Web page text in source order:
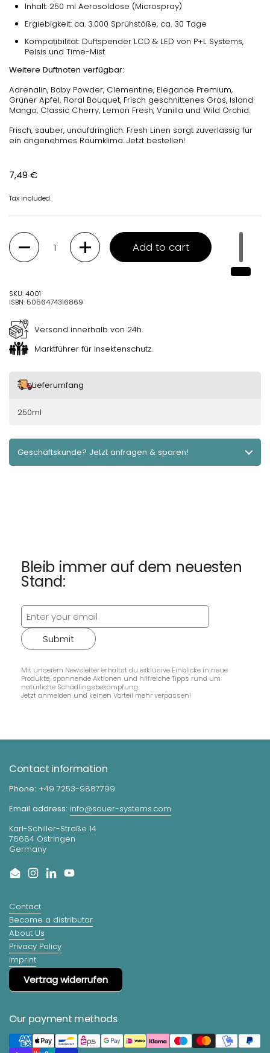
Inhalt: 250 ml Aerosoldose (Microspray)
Ergiebigkeit: ca. 3.000 Sprühstöße, ca. 30 Tage
Kompatibilität: Duftspender LCD & LED von P+L Systems,
Pelsis und Time-Mist
Weitere Duftnoten verfügbar:
Adrenalin, Baby Powder, Clementine, Elegance Premium,
Grüner Apfel, Floral Bouquet, Frisch geschnittenes Gras, Island
Mango, Classic Cherry, Lemon Fresh, Vanilla und Wild Orchid.
Frisch, sauber, unaufdringlich. Fresh Linen sorgt zuverlässig für
ein angenehmes Raumklima. Jetzt bestellen!
Regular price
7,49 €
Tax included.
Quantity
Add to cart
SKU: 4001
ISBN: 5056474316869
Versand innerhalb von 24h.
Marktführer für Insektenschutz.
Lieferumfang
250ml
Geschäftskunde? Jetzt anfragen & sparen!
Bleib immer auf dem neuesten
Stand:
Submit
Mit unserem Newsletter erhältst du exklusive Einblicke in neue
Produkte, spannende Aktionen und hilfreiche Tipps rund um
natürliche Schädlingsbekämpfung.
Jetzt anmelden und keinen Vorteil mehr verpassen!
Contact information
Phone: +49 7253-9887799
Email address: info@sauer-systems.com
Karl-Schiller-Straße 14
76684 Östringen
Germany
EmailInstagram
LinkedInYouTube
Contact
Become a distributor
About Us
Privacy Policy
imprint
Vertrag widerrufen
Our payment methods